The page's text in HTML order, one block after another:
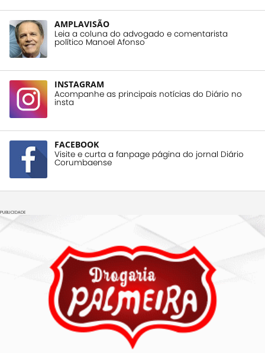
AMPLAVISÃO
Leia a coluna do advogado e comentarista
político Manoel Afonso
INSTAGRAM
Acompanhe as principais notícias do Diário no
insta
FACEBOOK
Visite e curta a fanpage página do jornal Diário
Corumbaense
PUBLICIDADE